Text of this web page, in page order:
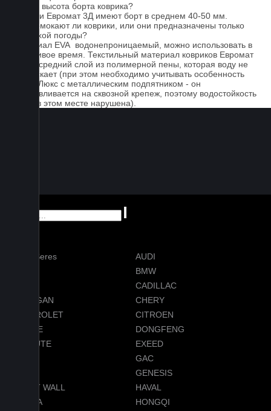
Какова высота борта коврика?
Коврики Евромат 3Д имеют борт в среднем 40-50 мм.
Не промокают ли коврики, или они предназначены только
для сухой погоды?
Материал EVA водонепроницаемый, можно использовать в
дождливое время. Текстильный материал ковриков Евромат
имеет средний слой из полимерной пены, которая воду не
пропускает (при этом необходимо учитывать особенность
серии Люкс с металлическим подпятником - он
устанавливается на сквозной крепеж, поэтому водостойкость
ковра в этом месте нарушена).
AITO Seres
AUDI
BMW
CADILLAC
CHANGAN
CHERY
CHEVROLET
CITROEN
DODGE
DONGFENG
EVOLUTE
EXEED
GAC
GENESIS
GREAT WALL
HAVAL
HONDA
HONGQI